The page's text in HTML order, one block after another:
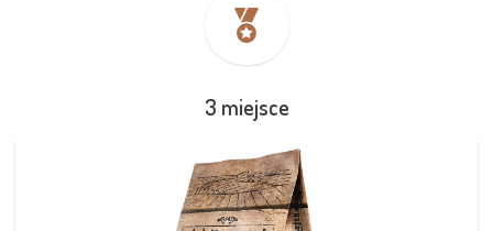
3 miejsce